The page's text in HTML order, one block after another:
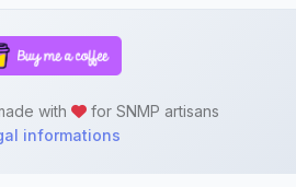
with
for SNMP artisans
informations